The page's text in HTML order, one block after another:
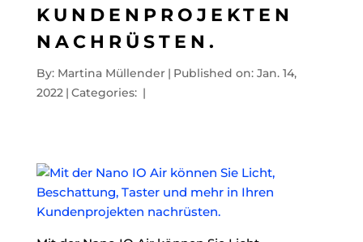
KUNDENPROJEKTEN
NACHRÜSTEN.
By: Martina Müllender | Published on: Jan. 14,
2022 | Categories: |